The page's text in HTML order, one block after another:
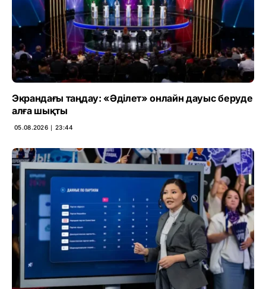
Экрандағы таңдау: «Әділет» онлайн дауыс беруде
алға шықты
05.08.2026 ∣ 23:44